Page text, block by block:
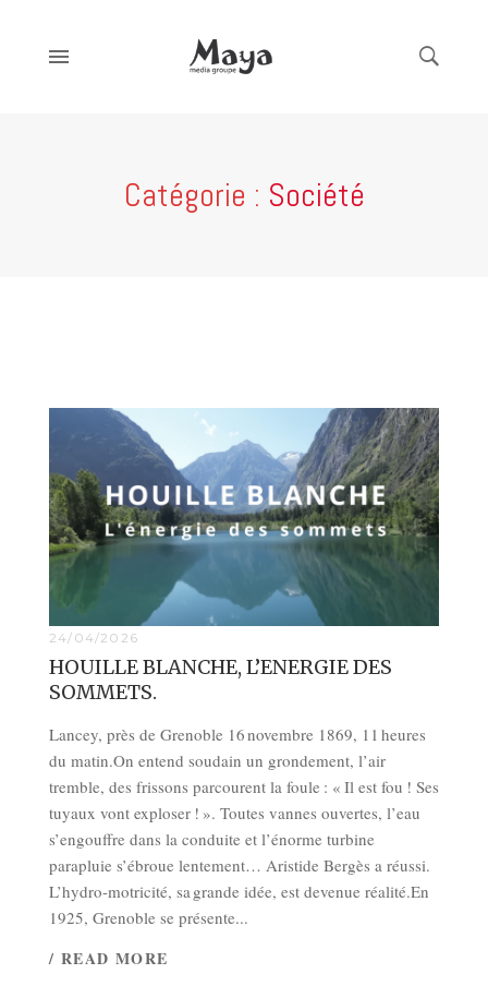
Catégorie : Société
24/04/2026
HOUILLE BLANCHE, L’ENERGIE DES
SOMMETS.
Lancey, près de Grenoble 16 novembre 1869, 11 heures
du matin.On entend soudain un grondement, l’air
tremble, des frissons parcourent la foule : « Il est fou ! Ses
tuyaux vont exploser ! ». Toutes vannes ouvertes, l’eau
s’engouffre dans la conduite et l’énorme turbine
parapluie s’ébroue lentement… Aristide Bergès a réussi.
L’hydro-motricité, sa grande idée, est devenue réalité.En
1925, Grenoble se présente...
/ READ MORE